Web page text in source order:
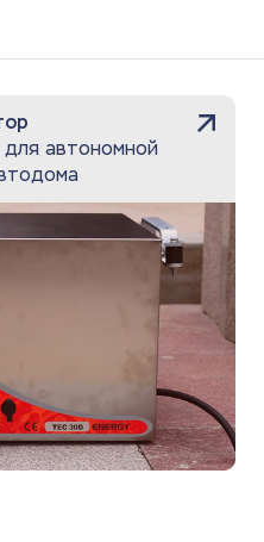
автономной